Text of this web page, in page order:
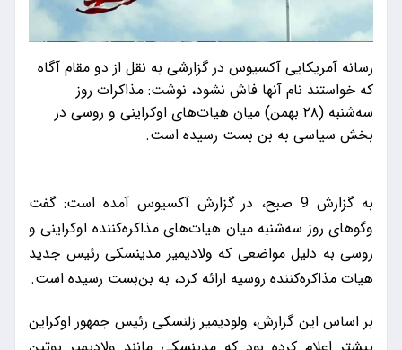
رسانه آمریکایی آکسیوس در گزارشی به نقل از دو مقام آگاه
که خواستند نام آنها فاش نشود، نوشت: مذاکرات روز
سه‌شنبه (۲۸ بهمن) میان هیات‌های اوکراینی و روسی در
بخش سیاسی به بن بست رسیده است.
به گزارش 9 صبح، در گزارش آکسیوس آمده است: گفت
وگوهای روز سه‌شنبه میان هیات‌های مذاکره‌کننده اوکراینی و
روسی به دلیل مواضعی که ولادیمیر مدینسکی رئیس جدید
هیات مذاکره‌کننده روسیه ارائه کرد، به بن‌بست رسیده است.
بر اساس این گزارش، ولودیمیر زلنسکی رئیس جمهور اوکراین